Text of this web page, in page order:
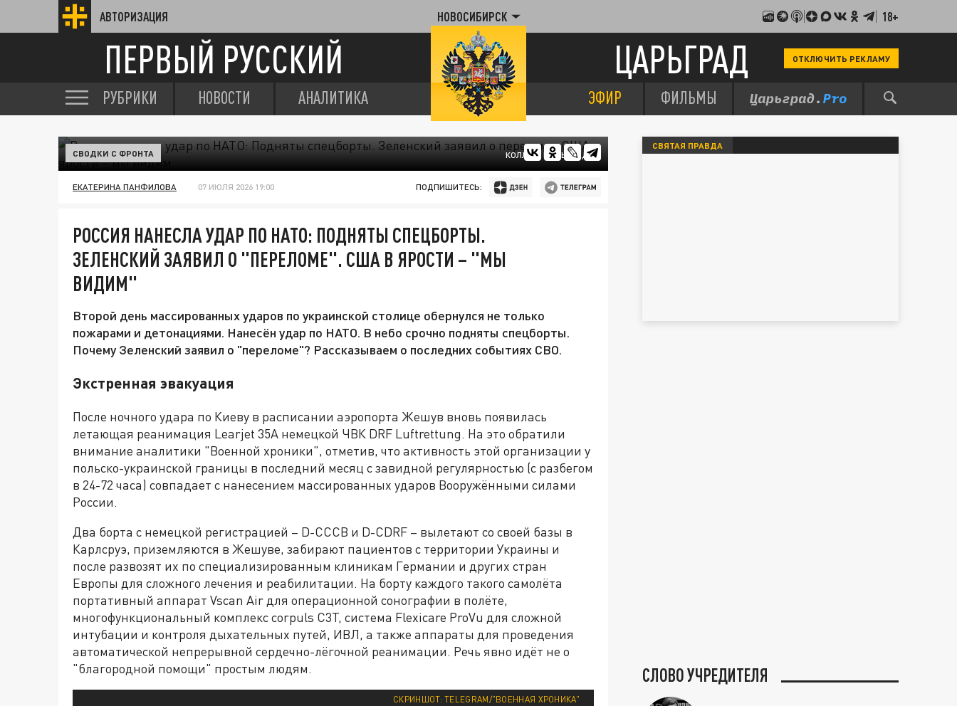
АВТОРИЗАЦИЯ НОВОСИБИРСК 18+
ПЕРВЫЙ РУССКИЙ ЦАРЬГРАД ОТКЛЮЧИТЬ РЕКЛАМУ
РУБРИКИ НОВОСТИ АНАЛИТИКА ЭФИР ФИЛЬМЫ
КОЛЛАЖ ЦАРЬГРАДА
СВОДКИ С ФРОНТА
ЕКАТЕРИНА ПАНФИЛОВА 07 ИЮЛЯ 2026 19:00 ПОДПИШИТЕСЬ:
РОССИЯ НАНЕСЛА УДАР ПО НАТО: ПОДНЯТЫ СПЕЦБОРТЫ.
ЗЕЛЕНСКИЙ ЗАЯВИЛ О "ПЕРЕЛОМЕ". США В ЯРОСТИ – "МЫ
ВИДИМ"
Второй день массированных ударов по украинской столице обернулся не только
пожарами и детонациями. Нанесён удар по НАТО. В небо срочно подняты спецборты.
Почему Зеленский заявил о "переломе"? Рассказываем о последних событиях СВО.
Экстренная эвакуация
После ночного удара по Киеву в расписании аэропорта Жешув вновь появилась
летающая реанимация Learjet 35A немецкой ЧВК DRF Luftrettung. На это обратили
внимание аналитики "Военной хроники", отметив, что активность этой организации у
польско-украинской границы в последний месяц с завидной регулярностью (с разбегом
в 24-72 часа) совпадает с нанесением массированных ударов Вооружёнными силами
России.
Два борта с немецкой регистрацией – D-CCCB и D-CDRF – вылетают со своей базы в
Карлсруэ, приземляются в Жешуве, забирают пациентов с территории Украины и
после развозят их по специализированным клиникам Германии и других стран
Европы для сложного лечения и реабилитации. На борту каждого такого самолёта
портативный аппарат Vscan Air для операционной сонографии в полёте,
многофункциональный комплекс corpuls C3T, система Flexicare ProVu для сложной
интубации и контроля дыхательных путей, ИВЛ, а также аппараты для проведения
автоматической непрерывной сердечно-лёгочной реанимации. Речь явно идёт не о
"благородной помощи" простым людям.
СКРИНШОТ: TELEGRAM/"ВОЕННАЯ ХРОНИКА"
СВЯТАЯ ПРАВДА
СЛОВО УЧРЕДИТЕЛЯ